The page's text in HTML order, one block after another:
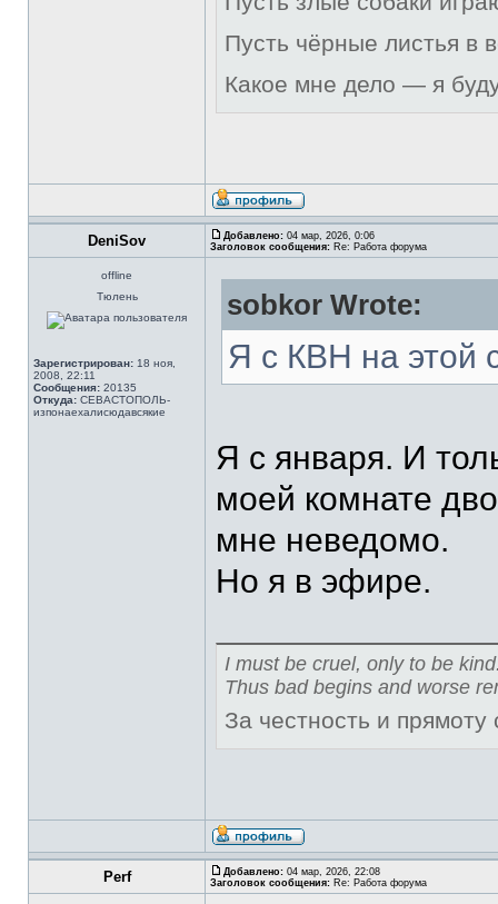
Пусть чёрные листья в
Какое мне дело — я
DeniSov Добавлено: 04 мар, 2026, 0:06
Заголовок сообщения: Re: Работа форума
offline
Тюлень
Зарегистрирован: 18 ноя,
2008, 22:11
Сообщения: 20135
Откуда: СЕВАСТОПОЛЬ-
изпонаехалисюдавсякие
sobkor Wrote:
Я с КВН на этой
Я с января. И
моей комнате
мне неведомо.
Но я в эфире.
I must be cruel, only to be
Thus bad begins and worse
За честность и
Perf Добавлено: 04 мар, 2026, 22:08
Заголовок сообщения: Re: Работа форума